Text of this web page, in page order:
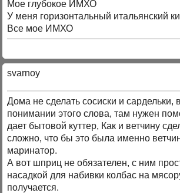
Мое глубокое ИМХО
У меня горизонтальный итальянский
Все мое ИМХО
svarnoy
Дома не сделать сосиски и сардельки,
понимании этого слова, там нужен
дает бытовой куттер, Как и ветчину
сложно, что бы это была именно
маринатор.
А вот шприц не обязателен, с ним
насадкой для набивки колбас на
получается.